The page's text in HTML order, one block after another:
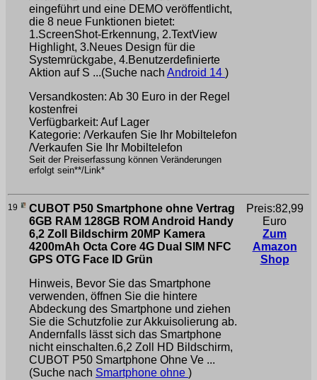
eingeführt und eine DEMO veröffentlicht,
die 8 neue Funktionen bietet:
1.ScreenShot-Erkennung, 2.TextView
Highlight, 3.Neues Design für die
Systemrückgabe, 4.Benutzerdefinierte
Aktion auf S ...(Suche nach Android 14 )
Versandkosten: Ab 30 Euro in der Regel
kostenfrei
Verfügbarkeit: Auf Lager
Kategorie: /Verkaufen Sie Ihr Mobiltelefon
/Verkaufen Sie Ihr Mobiltelefon
Seit der Preiserfassung können Veränderungen
erfolgt sein**/Link*
19
CUBOT P50 Smartphone ohne Vertrag
6GB RAM 128GB ROM Android Handy
6,2 Zoll Bildschirm 20MP Kamera
4200mAh Octa Core 4G Dual SIM NFC
GPS OTG Face ID Grün
Hinweis, Bevor Sie das Smartphone
verwenden, öffnen Sie die hintere
Abdeckung des Smartphone und ziehen
Sie die Schutzfolie zur Akkuisolierung ab.
Andernfalls lässt sich das Smartphone
nicht einschalten.6,2 Zoll HD Bildschirm,
CUBOT P50 Smartphone Ohne Ve ...
(Suche nach Smartphone ohne )
Preis:82,99
Euro
Zum
Amazon
Shop